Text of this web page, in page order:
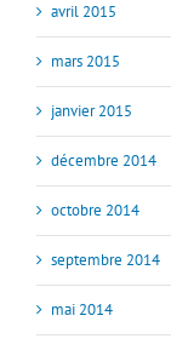
avril 2015
mars 2015
janvier 2015
décembre 2014
octobre 2014
septembre 2014
mai 2014